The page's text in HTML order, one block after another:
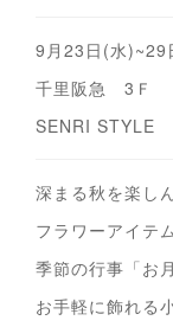
9月23日(水
千里阪急 3Ｆ
SENRI
深まる秋を楽し
フラワーアイテム
季節の行事「お
お手軽に飾れる